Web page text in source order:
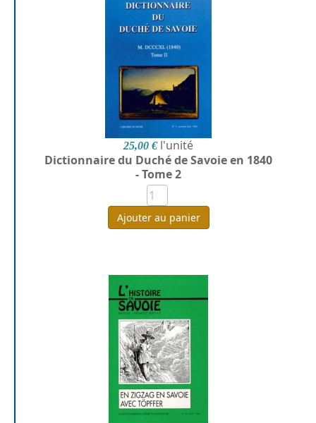
25,00 € l'unité
Dictionnaire du Duché de Savoie en 1840
- Tome 2
Ajouter au panier